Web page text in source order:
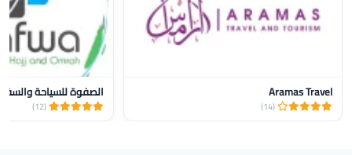
Aramas Travel
(14)
الصفوة للسياحة
(12)